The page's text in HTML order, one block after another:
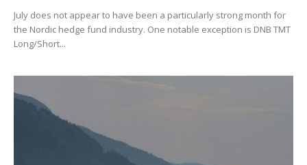
July does not appear to have been a particularly strong month for
the Nordic hedge fund industry. One notable exception is DNB TMT
Long/Short...